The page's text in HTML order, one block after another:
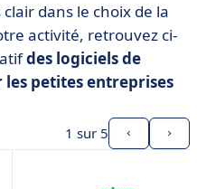
dans le choix de la
activité, retrouvez ci-
des logiciels de
petites entreprises
1 sur 5